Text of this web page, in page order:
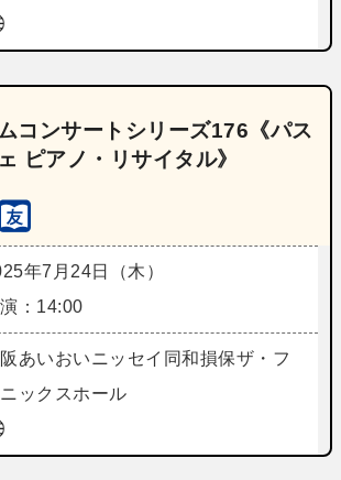
コンサートシリーズ176《パス
ピアノ・リサイタル》
年7月24日（木）
：14:00
あいおいニッセイ同和損保ザ・フ
ックスホール